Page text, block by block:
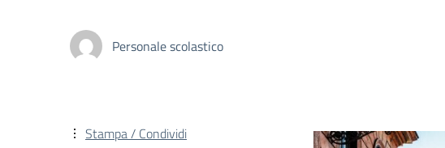
Personale scolastico
Stampa / Condividi